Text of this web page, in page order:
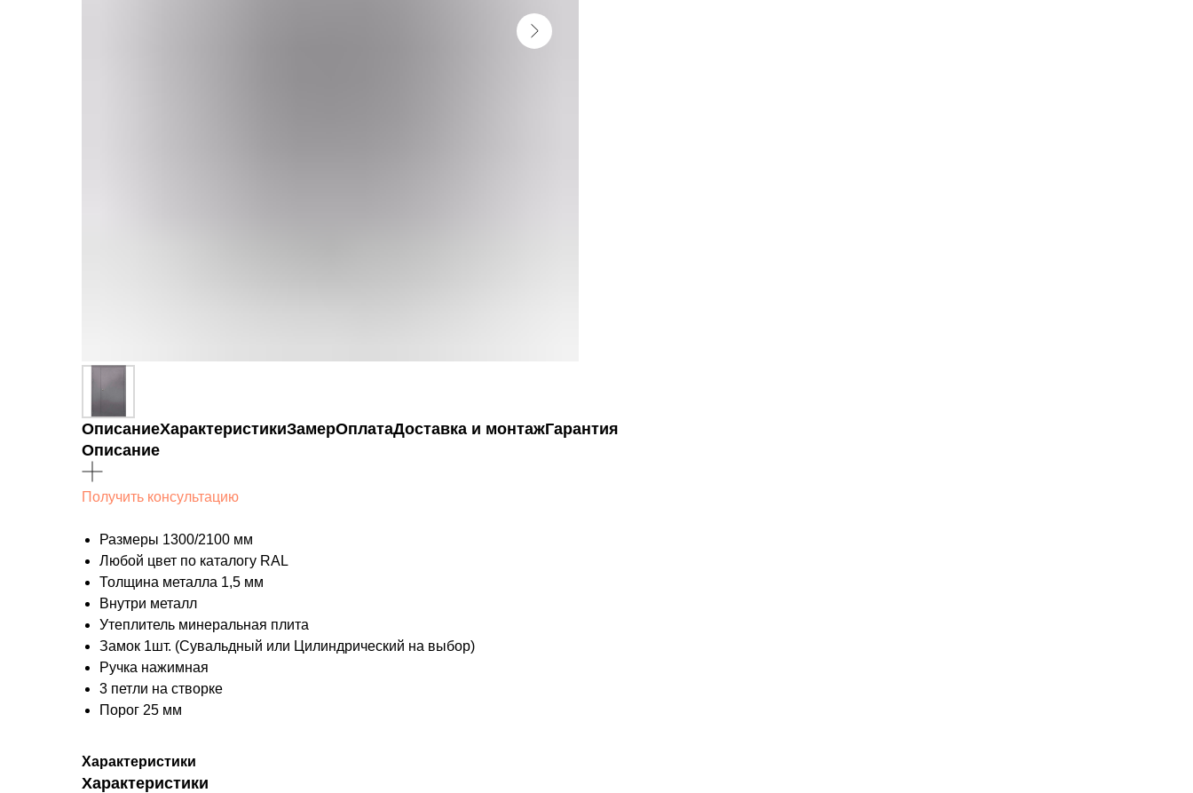
ОписаниеХарактеристикиЗамерОплатаДоставка и монтажГарантия
Описание
Получить консультацию
Размеры 1300/2100 мм
Любой цвет по каталогу RAL
Толщина металла 1,5 мм
Внутри металл
Утеплитель минеральная плита
Замок 1шт. (Сувальдный или Цилиндрический на выбор)
Ручка нажимная
3 петли на створке
Порог 25 мм
Характеристики
Характеристики